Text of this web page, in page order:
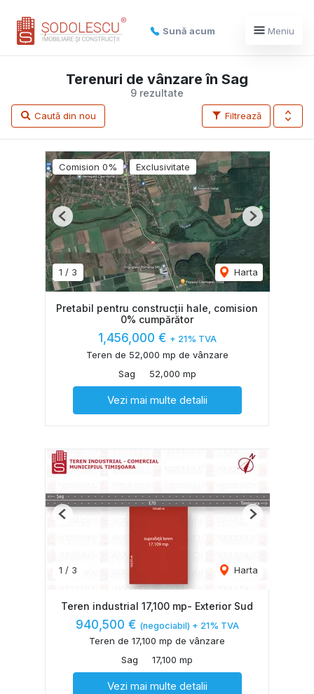
Sună acum Meniu
9 rezultate
Terenuri de vânzare în Sag
Filtrează
Caută din nou
Comision 0% Exclusivitate
1 / 3 Harta
Previous Next
Pretabil pentru construcții hale, comision
0% cumpărător
1,456,000 € + 21% TVA
Teren de 52,000 mp de vânzare
Sag
52,000 mp
Vezi mai multe detalii
1 / 3 Harta
Previous Next
Teren industrial 17,100 mp- Exterior Sud
940,500 € (negociabil) + 21% TVA
Teren de 17,100 mp de vânzare
Sag
17,100 mp
Vezi mai multe detalii